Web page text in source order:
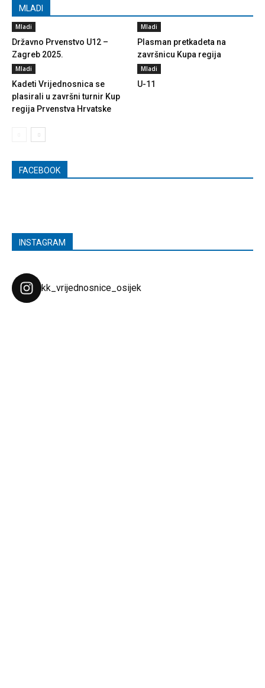
MLADI
Mladi
Državno Prvenstvo U12 –
Zagreb 2025.
Mladi
Plasman pretkadeta na
završnicu Kupa regija
Mladi
Kadeti Vrijednosnica se
plasirali u završni turnir Kup
regija Prvenstva Hrvatske
Mladi
U-11
FACEBOOK
INSTAGRAM
kk_vrijednosnice_osijek